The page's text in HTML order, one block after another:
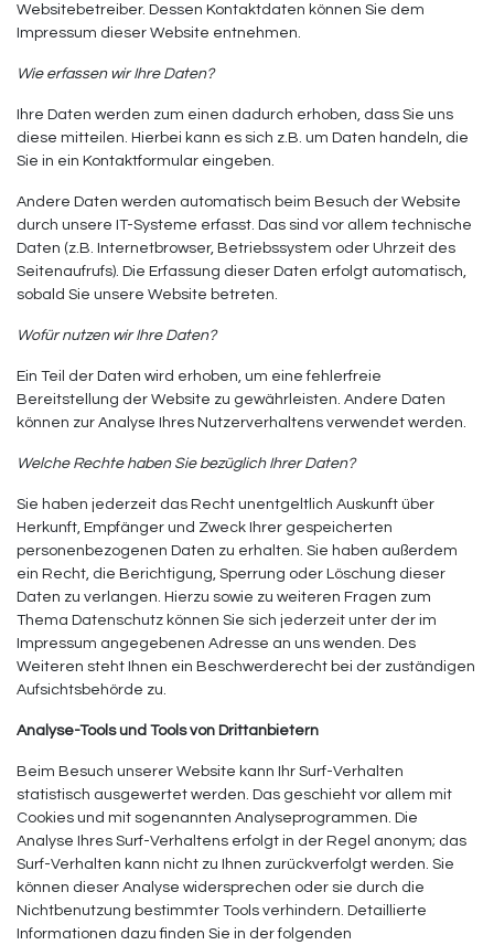
Websitebetreiber. Dessen Kontaktdaten können Sie dem
Impressum dieser Website entnehmen.
Wie erfassen wir Ihre Daten?
Ihre Daten werden zum einen dadurch erhoben, dass Sie uns
diese mitteilen. Hierbei kann es sich z.B. um Daten handeln, die
Sie in ein Kontaktformular eingeben.
Andere Daten werden automatisch beim Besuch der Website
durch unsere IT-Systeme erfasst. Das sind vor allem technische
Daten (z.B. Internetbrowser, Betriebssystem oder Uhrzeit des
Seitenaufrufs). Die Erfassung dieser Daten erfolgt automatisch,
sobald Sie unsere Website betreten.
Wofür nutzen wir Ihre Daten?
Ein Teil der Daten wird erhoben, um eine fehlerfreie
Bereitstellung der Website zu gewährleisten. Andere Daten
können zur Analyse Ihres Nutzerverhaltens verwendet werden.
Welche Rechte haben Sie bezüglich Ihrer Daten?
Sie haben jederzeit das Recht unentgeltlich Auskunft über
Herkunft, Empfänger und Zweck Ihrer gespeicherten
personenbezogenen Daten zu erhalten. Sie haben außerdem
ein Recht, die Berichtigung, Sperrung oder Löschung dieser
Daten zu verlangen. Hierzu sowie zu weiteren Fragen zum
Thema Datenschutz können Sie sich jederzeit unter der im
Impressum angegebenen Adresse an uns wenden. Des
Weiteren steht Ihnen ein Beschwerderecht bei der zuständigen
Aufsichtsbehörde zu.
Analyse-Tools und Tools von Drittanbietern
Beim Besuch unserer Website kann Ihr Surf-Verhalten
statistisch ausgewertet werden. Das geschieht vor allem mit
Cookies und mit sogenannten Analyseprogrammen. Die
Analyse Ihres Surf-Verhaltens erfolgt in der Regel anonym; das
Surf-Verhalten kann nicht zu Ihnen zurückverfolgt werden. Sie
können dieser Analyse widersprechen oder sie durch die
Nichtbenutzung bestimmter Tools verhindern. Detaillierte
Informationen dazu finden Sie in der folgenden